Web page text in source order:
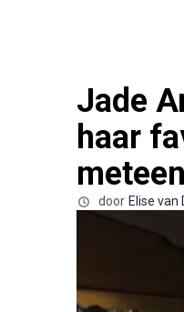
Jade
haar
door Elise van